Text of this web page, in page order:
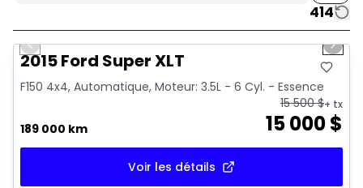
414
1/10
Previous slide Next
2015 Ford Super XLT
F150 4x4, Automatique, Moteur: 3.5L - 6 Cyl. - Essence
189 000 km 15 000$
15 500$+ tx
Voir les détails